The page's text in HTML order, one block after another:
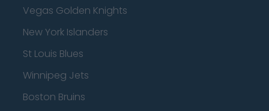
Vegas Golden Knights
New York Islanders
St Louis Blues
Winnipeg Jets
Boston Bruins